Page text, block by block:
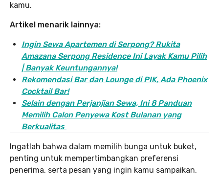
kamu.
Artikel menarik lainnya:
Ingin Sewa Apartemen di Serpong? Rukita
Amazana Serpong Residence Ini Layak Kamu Pilih
| Banyak Keuntungannya!
Rekomendasi Bar dan Lounge di PIK, Ada Phoenix
Cocktail Bar!
Selain dengan Perjanjian Sewa, Ini 8 Panduan
Memilih Calon Penyewa Kost Bulanan yang
Berkualitas
Ingatlah bahwa dalam memilih bunga untuk buket,
penting untuk mempertimbangkan preferensi
penerima, serta pesan yang ingin kamu sampaikan.